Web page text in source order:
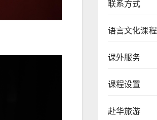
联系方式
语言文化课程
课外服务
课程设置
赴华旅游